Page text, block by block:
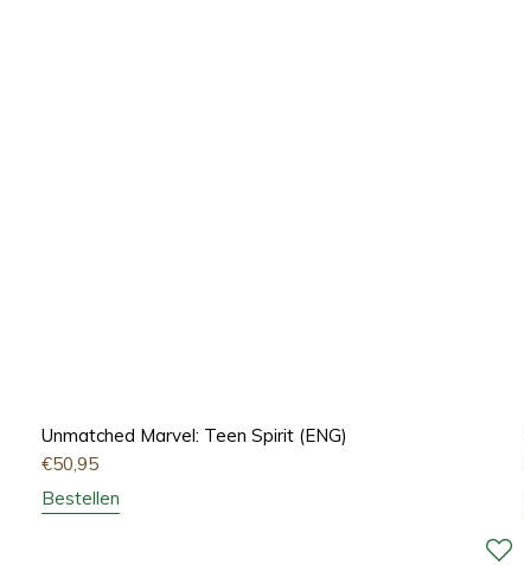
Unmatched Marvel: Teen Spirit (ENG)
€50,95
Bestellen